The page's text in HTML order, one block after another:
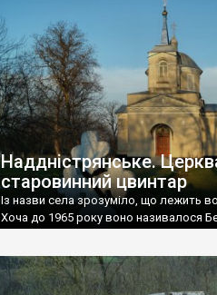
абсолютну звичайність польського
оманливим – […]
Наддністрянське.
старовинний цвинтар
Із назви села зрозуміло, що лежить
Хоча до 1965 року воно називалося
Наддністрянське відрізняється від
сіл. У селі є мурована Михайлівська